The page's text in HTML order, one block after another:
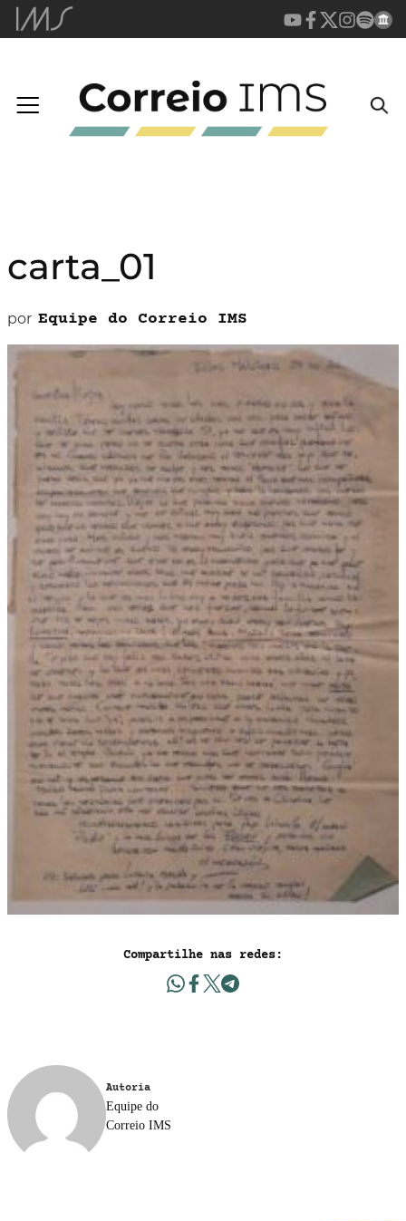
carta_01
por Equipe do Correio IMS
Compartilhe nas redes:
Autoria
Equipe do
Correio IMS